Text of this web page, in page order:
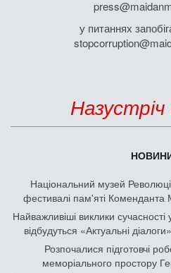
у питаннях
Назустріч
Національний музей
фестивалі пам'яті Коменданта
Найважливіші виклики сучасності
відбудуться «Актуальні
Розпочалися підготовчі
меморіального простору